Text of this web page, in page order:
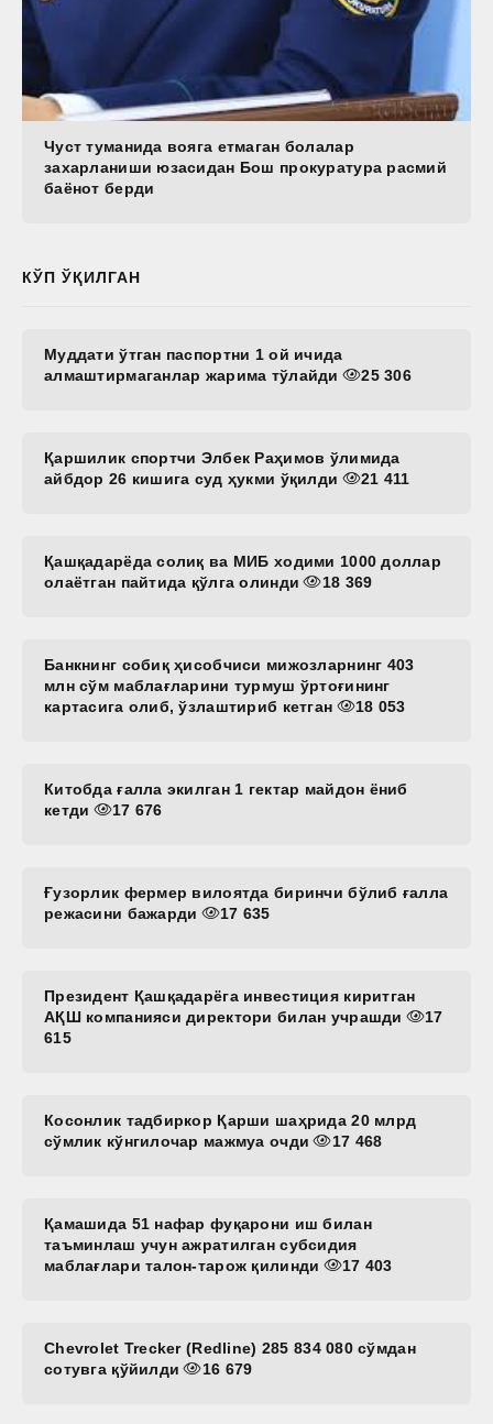
Чуст туманида вояга етмаган болалар
захарланиши юзасидан Бош прокуратура расмий
баёнот берди
КЎП ЎҚИЛГАН
Муддати ўтган паспортни 1 ой ичида
алмаштирмаганлар жарима тўлайди
25 306
Қаршилик спортчи Элбек Раҳимов ўлимида
айбдор 26 кишига суд ҳукми ўқилди
21 411
Қашқадарёда солиқ ва МИБ ходими 1000 доллар
олаётган пайтида қўлга олинди
18 369
Банкнинг собиқ ҳисобчиси мижозларнинг 403
млн сўм маблағларини турмуш ўртоғининг
картасига олиб, ўзлаштириб кетган
18 053
Китобда ғалла экилган 1 гектар майдон ёниб
кетди
17 676
Ғузорлик фермер вилоятда биринчи бўлиб ғалла
режасини бажарди
17 635
Президент Қашқадарёга инвестиция киритган
АҚШ компанияси директори билан учрашди
17
615
Косонлик тадбиркор Қарши шаҳрида 20 млрд
сўмлик кўнгилочар мажмуа очди
17 468
Қамашида 51 нафар фуқарони иш билан
таъминлаш учун ажратилган субсидия
маблағлари талон-тарож қилинди
17 403
Chevrolet Trecker (Redline) 285 834 080 сўмдан
сотувга қўйилди
16 679